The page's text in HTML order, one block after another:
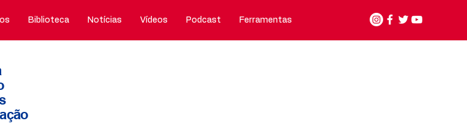
Biblioteca Notícias Vídeos Podcast Ferramentas Nosso jeito de fazer Contato